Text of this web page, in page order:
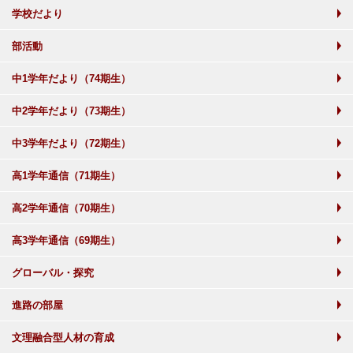
学校だより
部活動
中1学年だより（74期生）
中2学年だより（73期生）
中3学年だより（72期生）
高1学年通信（71期生）
高2学年通信（70期生）
高3学年通信（69期生）
グローバル・探究
進路の部屋
文理融合型人材の育成